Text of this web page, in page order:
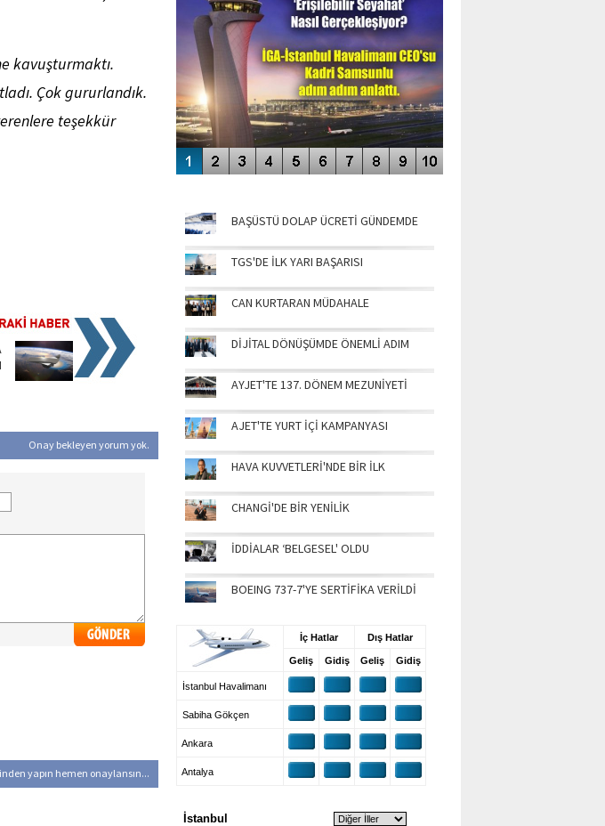
kavuşturmaktı.
Çok gururlandık.
teşekkür
Onay bekleyen yorum yok.
yapın hemen onaylansın...
BAŞÜSTÜ DOLAP ÜCRETİ GÜNDEMDE
TGS'DE İLK YARI BAŞARISI
CAN KURTARAN MÜDAHALE
DİJİTAL DÖNÜŞÜMDE ÖNEMLİ ADIM
AYJET'TE 137. DÖNEM MEZUNİYETİ
AJET'TE YURT İÇİ KAMPANYASI
HAVA KUVVETLERİ'NDE BİR İLK
CHANGİ'DE BİR YENİLİK
İDDİALAR ‘BELGESEL' OLDU
BOEING 737-7'YE SERTİFİKA VERİLDİ
İç Hatlar Dış Hatlar
Geliş Gidiş Geliş Gidiş
İstanbul Havalimanı
Sabiha Gökçen
Ankara
Antalya
İstanbul